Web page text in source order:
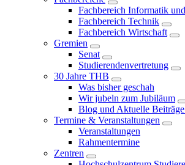
Fachbereich Informatik
Fachbereich Technik
Fachbereich Wirtschaft
Gremien
Senat
Studierendenvertretung
30 Jahre THB
Was bisher geschah
Wir jubeln zum Jubiläum
Blog und Aktuelle
Termine & Veranstaltungen
Veranstaltungen
Rahmentermine
Zentren